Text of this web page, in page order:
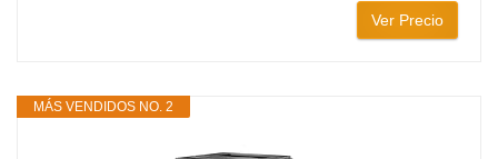
Ver Precio
MÁS VENDIDOS NO. 2